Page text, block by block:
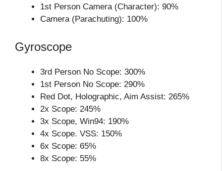
1st Person Camera (Character): 90%
Camera (Parachuting): 100%
Gyroscope
3rd Person No Scope: 300%
1st Person No Scope: 290%
Red Dot, Holographic, Aim Assist: 265%
2x Scope: 245%
3x Scope, Win94: 190%
4x Scope. VSS: 150%
6x Scope: 65%
8x Scope: 55%